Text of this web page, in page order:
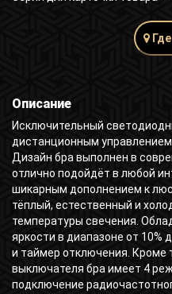
Описание
Исключительный
дистанционным
Дизайн бра выполнен в
отлично подойдёт в любой
шикарным дополнением к
тёплый, естественный и
температуры свечения.
яркости в диапазоне от 10%
и таймер отключения. Кроме
выключателя бра имеет 4
подключение